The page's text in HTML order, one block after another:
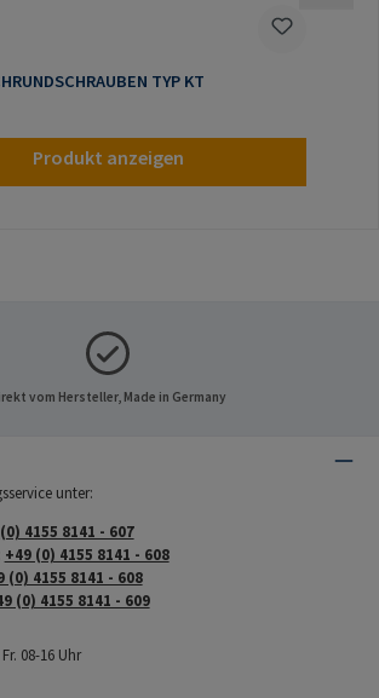
TYP KT
Produkt anzeigen
vom Hersteller, Made in Germany
unter:
4155 8141 - 607
+49 (0) 4155 8141 - 608
(0) 4155 8141 - 608
(0) 4155 8141 - 609
08-16 Uhr